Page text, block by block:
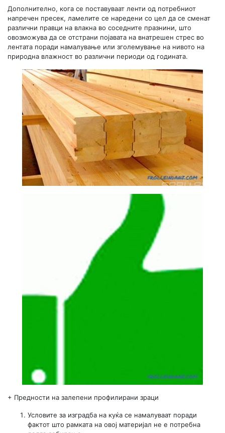
Дополнително, кога се поставуваат ленти од потребниот
напречен пресек, ламелите се наредени со цел да се сменат
различни правци на влакна во соседните празнини, што
овозможува да се отстрани појавата на внатрешен стрес во
лентата поради намалување или зголемување на нивото на
природна влажност во различни периоди од годината.
+ Предности на залепени профилирани зраци
Условите за изградба на куќа се намалуваат поради
фактот што рамката на овој материјал не е потребна